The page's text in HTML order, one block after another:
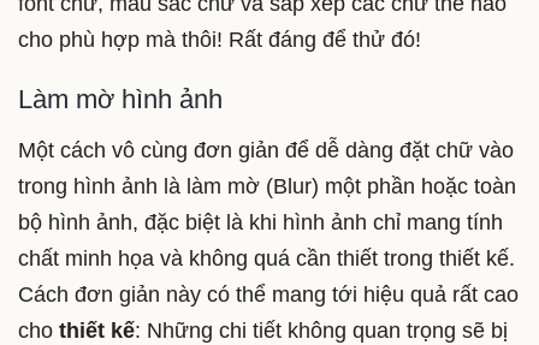
cho phù hợp mà thôi! Rất đáng để thử đó!
Làm mờ hình ảnh
Một cách vô cùng đơn giản để dễ dàng đặt chữ vào
trong hình ảnh là làm mờ (Blur) một phần hoặc toàn
bộ hình ảnh, đặc biệt là khi hình ảnh chỉ mang tính
chất minh họa và không quá cần thiết trong thiết kế.
Cách đơn giản này có thể mang tới hiệu quả rất cao
cho thiết kế: Những chi tiết không quan trọng sẽ bị